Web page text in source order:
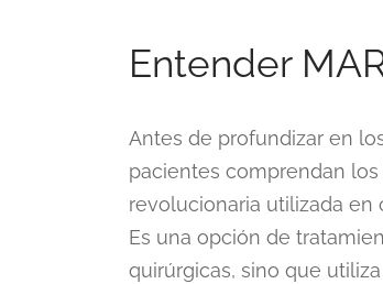
Entender
Antes de profundizar en
pacientes comprendan
revolucionaria utilizada en
Es una opción de
quirúrgicas, sino que